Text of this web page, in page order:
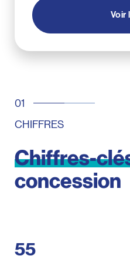
Voir
CHIFFRES
Chiffres-
concession
55